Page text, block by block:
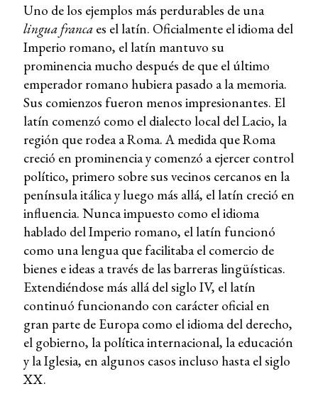
Uno de los ejemplos más perdurables de una
lingua francaes el latín. Oficialmente el idioma del
Imperio romano, el latín mantuvo su
prominencia mucho después de que el último
emperador romano hubiera pasado a la memoria.
Sus comienzos fueron menos impresionantes. El
latín comenzó como el dialecto local del Lacio, la
región que rodea a Roma. A medida que Roma
creció en prominencia y comenzó a ejercer control
político, primero sobre sus vecinos cercanos en la
península itálica y luego más allá, el latín creció en
influencia. Nunca impuesto como el idioma
hablado del Imperio romano, el latín funcionó
como una lengua que facilitaba el comercio de
bienes e ideas a través de las barreras lingüísticas.
Extendiéndose más allá del siglo IV, el latín
continuó funcionando con carácter oficial en
gran parte de Europa como el idioma del derecho,
el gobierno, la política internacional, la educación
y la Iglesia, en algunos casos incluso hasta el siglo
XX.